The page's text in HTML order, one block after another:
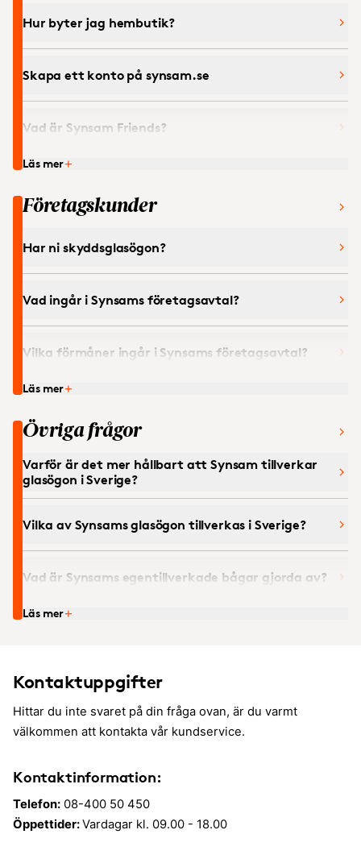
synsam.se?
Hur byter jag hembutik?
Skapa ett konto på synsam.se
Vad är Synsam Friends?
Friends?
Hur får jag ta del av event och erbjudanden?
Vilka förmåner ingår i Synsam Friends?
Hur behandlas mina personuppgifter med Synsam
Friends?
Läs mer
Företagskunder
Har ni skyddsglasögon?
Vad ingår i Synsams företagsavtal?
Vilka förmåner ingår i Synsams företagsavtal?
Hur går en anställd tillväga för att skaffa
arbetsglasögon?
Läs mer
Övriga frågor
Varför är det mer hållbart att Synsam tillverkar
glasögon i Sverige?
Vilka av Synsams glasögon tillverkas i Sverige?
Vad är Synsams egentillverkade bågar gjorda av?
Kan Synsam sponsra vårt
välgörenhetsevenemang?
Läs mer
Kontaktuppgifter
Hittar du inte svaret på din fråga ovan, är du varmt
välkommen att kontakta vår kundservice.
Kontaktinformation:
Telefon: 08-400 50 450
Öppettider:Vardagar kl. 09.00 - 18.00